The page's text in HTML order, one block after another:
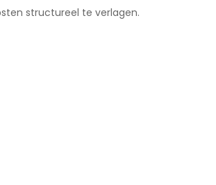
structureel te verlagen.